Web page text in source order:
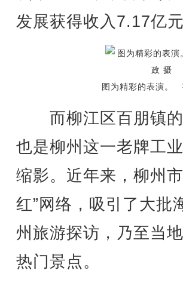
发展获得收入7.17亿元
图为精彩的表演。
而柳江区百朋镇的
也是柳州这一老牌工
缩影。近年来，柳州
红”网络，吸引了大批
州旅游探访，乃至当
热门景点。